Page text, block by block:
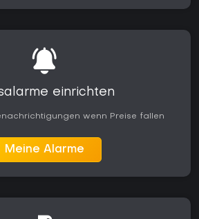
einrichten
wenn Preise fallen
Meine Alarme